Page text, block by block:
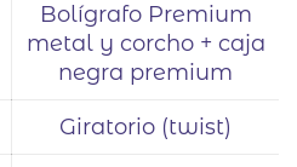
Bolígrafo Premium
metal y corcho + caja
negra premium
Giratorio (twist)